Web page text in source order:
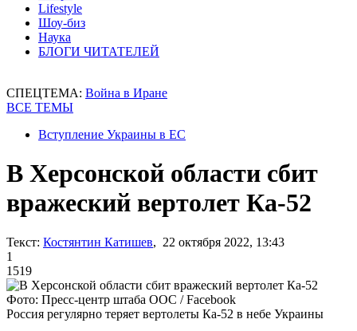
Lifestyle
Шоу-биз
Наука
БЛОГИ ЧИТАТЕЛЕЙ
СПЕЦТЕМА: Война в Иране
ВСЕ ТЕМЫ
Вступление Украины в ЕС
В Херсонской области сбит
вражеский вертолет Ка-52
Текст: Костянтин Катишев, 22 октября 2022, 13:43
1
1519
Фото: Пресс-центр штаба ООС / Facebook
Россия регулярно теряет вертолеты Ка-52 в небе Украины